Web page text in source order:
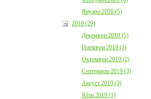
Януари 2020 (5)
2019 (29)
Декември 2019 (5)
Ноември 2019 (1)
Октомври 2019 (2)
Септември 2019 (3)
Август 2019 (3)
Юли 2019 (1)